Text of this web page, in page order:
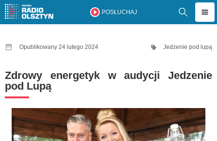
POSŁUCHAJ
Opublikowany 24 lutego 2024 Jedzenie pod lupą
Zdrowy energetyk w audycji Jedzenie
pod Lupą